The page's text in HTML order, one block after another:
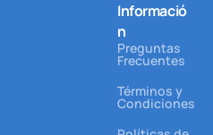
Informació
n
Preguntas
Frecuentes
Términos y
Condiciones